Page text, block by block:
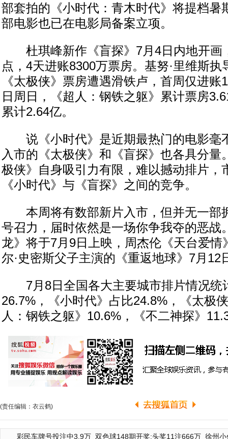
部套拍的《小时代：青木时代》将提档暑
部电影也已在电影局备案立项。
杜琪峰新作《盲探》7月4日内地开画
点，4天进账8300万票房。基努·里维斯执
《太极侠》票房遭遇滑铁卢，首周仅进账
日周日，《超人：钢铁之躯》累计票房
累计2.64亿。
说《小时代》是近期最热门的电影毫
入市的《太极侠》和《盲探》也各具分量
极侠》自身吸引力有限，难以撼动排片，
《小时代》与《盲探》之间的竞争。
本周将有数部新片入市，但并无一部
号召力，届时依然是一场你争我夺的恶战
龙》将于7月9日上映，周杰伦《天台爱情
尔·史密斯父子主演的《重返地球》7月12
7月8日全国各大主要城市排片情况统
26.7%，《小时代》占比24.8%，《太极
人：钢铁之躯》10.6%，《不二神探》
(责任编辑：衣云鹤)
彩民车牌号投注中3.9万 双色球148期开奖:头奖11注666万 徐州